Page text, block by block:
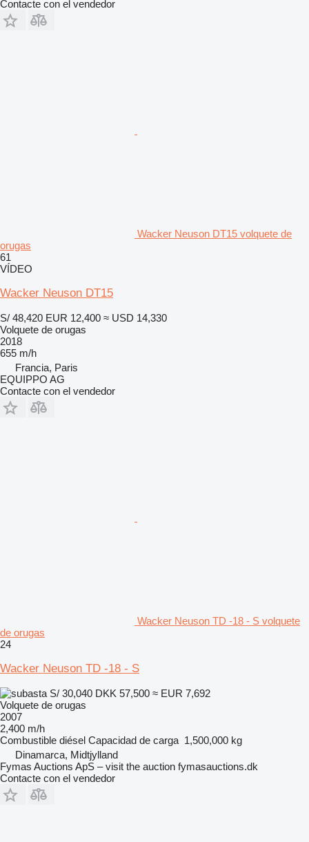
Contacte con el vendedor
Wacker Neuson DT15 volquete de
orugas
61
VÍDEO
Wacker Neuson DT15
S/ 48,420 EUR 12,400 ≈ USD 14,330
Volquete de orugas
2018
655 m/h
Francia, Paris
EQUIPPO AG
Contacte con el vendedor
Wacker Neuson TD -18 - S volquete
de orugas
24
Wacker Neuson TD -18 - S
S/ 30,040 DKK 57,500 ≈ EUR 7,692
Volquete de orugas
2007
2,400 m/h
Combustible diésel Capacidad de carga 1,500,000 kg
Dinamarca, Midtjylland
Fymas Auctions ApS – visit the auction fymasauctions.dk
Contacte con el vendedor